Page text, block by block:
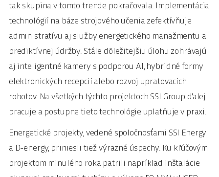
tak skupina v tomto trende pokračovala. Implementácia
technológií na báze strojového učenia zefektívňuje
administratívu aj služby energetického manažmentu a
prediktívnej údržby. Stále dôležitejšiu úlohu zohrávajú
aj inteligentné kamery s podporou AI, hybridné formy
elektronických recepcií alebo rozvoj upratovacích
robotov. Na všetkých týchto projektoch SSI Group ďalej
pracuje a postupne tieto technológie uplatňuje v praxi.
Energetické projekty, vedené spoločnosťami SSI Energy
a D-energy, priniesli tiež výrazné úspechy. Ku kľúčovým
projektom minulého roka patrili napríklad inštalácie